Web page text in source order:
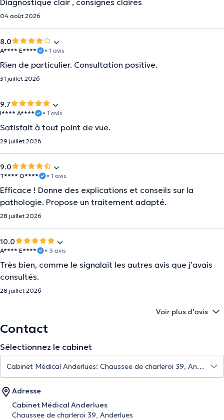
Diagnostique clair , consignes claires
04 août 2026
8.0
A**** E**** • 1 avis
Rien de particulier. Consultation positive.
31 juillet 2026
9.7
I**** A**** • 1 avis
Satisfait à tout point de vue.
29 juillet 2026
9.0
T**** O**** • 1 avis
Efficace ! Donne des explications et conseils sur la
pathologie. Propose un traitement adapté.
28 juillet 2026
10.0
A**** E**** • 3 avis
Très bien, comme le signalait les autres avis que j’avais
consultés.
28 juillet 2026
Voir plus d’avis
Contact
Sélectionnez le cabinet
Adresse
Cabinet Médical Anderlues
Chaussee de charleroi 39, Anderlues